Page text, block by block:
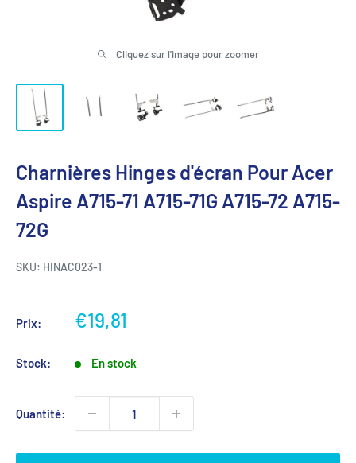
Cliquez sur l'image pour zoomer
Charnières Hinges d'écran Pour Acer
Aspire A715-71 A715-71G A715-72 A715-
72G
SKU: HINAC023-1
Prix:
Prix
€19,81
Stock: En stock
Quantité: